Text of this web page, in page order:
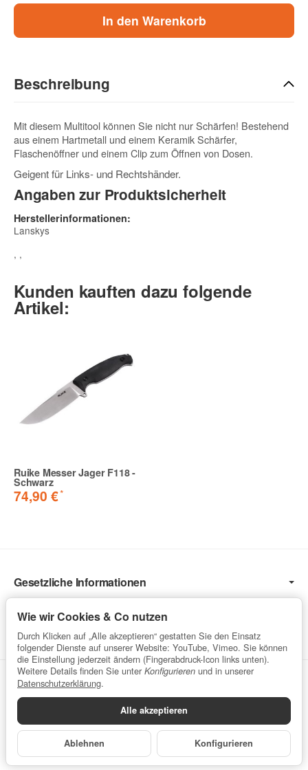
In den Warenkorb
Beschreibung
Mit diesem Multitool können Sie nicht nur Schärfen! Bestehend
aus einem Hartmetall und einem Keramik Schärfer,
Flaschenöffner und einem Clip zum Öffnen von Dosen.
Geigent für Links- und Rechtshänder.
Angaben zur Produktsicherheit
Herstellerinformationen:
Lanskys
, ,
Kunden kauften dazu folgende
Artikel:
Ruike Messer Jager F118 -
Schwarz
74,90 €*
Gesetzliche Informationen
Service
Vertrag widerrufen
Datenschutzerklärung•Impressum
Alle Preise inkl. gesetzlicher USt., zzgl.Versand
Powered byJTL-Shop
Wie wir Cookies & Co nutzen
Durch Klicken auf „Alle akzeptieren“ gestatten Sie den Einsatz
folgender Dienste auf unserer Website: YouTube, Vimeo. Sie können
die Einstellung jederzeit ändern (Fingerabdruck-Icon links unten).
Weitere Details finden Sie unter Konfigurieren und in unserer
Datenschutzerklärung.
Alle akzeptieren
Ablehnen Konfigurieren